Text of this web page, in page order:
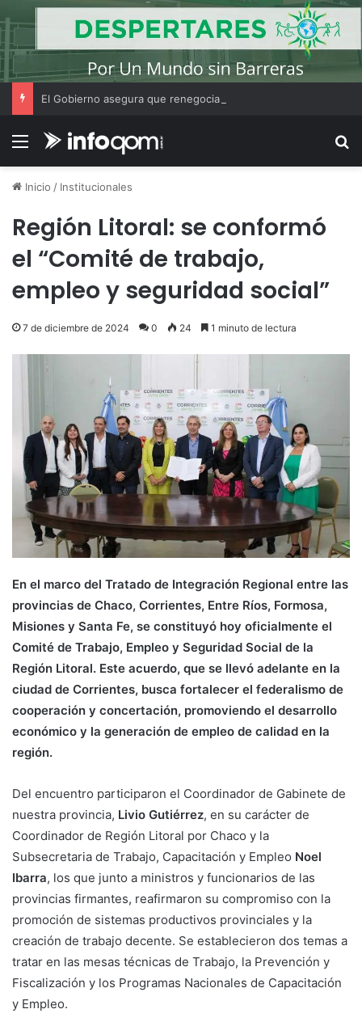
Menú
Inicio / Institucionales
Región Litoral: se conformó
el “Comité de trabajo,
empleo y seguridad social”
7 de diciembre de 2024 0 24 1 minuto de lectura
En el marco del Tratado de Integración Regional entre las
provincias de Chaco, Corrientes, Entre Ríos, Formosa,
Misiones y Santa Fe, se constituyó hoy oficialmente el
Comité de Trabajo, Empleo y Seguridad Social de la
Región Litoral. Este acuerdo, que se llevó adelante en la
ciudad de Corrientes, busca fortalecer el federalismo de
cooperación y concertación, promoviendo el desarrollo
económico y la generación de empleo de calidad en la
región.
Del encuentro participaron el Coordinador de Gabinete de
nuestra provincia, Livio Gutiérrez, en su carácter de
Coordinador de Región Litoral por Chaco y la
Subsecretaria de Trabajo, Capacitación y Empleo Noel
Ibarra, los que junto a ministros y funcionarios de las
provincias firmantes, reafirmaron su compromiso con la
promoción de sistemas productivos provinciales y la
creación de trabajo decente. Se establecieron dos temas a
tratar en las mesas técnicas de Trabajo, la Prevención y
Fiscalización y los Programas Nacionales de Capacitación
y Empleo.